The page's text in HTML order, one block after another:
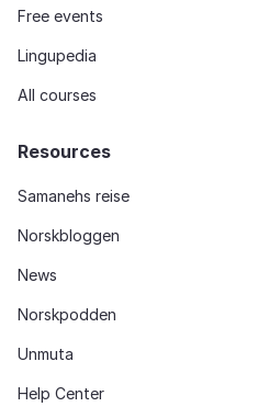
Free events
Lingupedia
All courses
Resources
Samanehs reise
Norskbloggen
News
Norskpodden
Unmuta
Help Center